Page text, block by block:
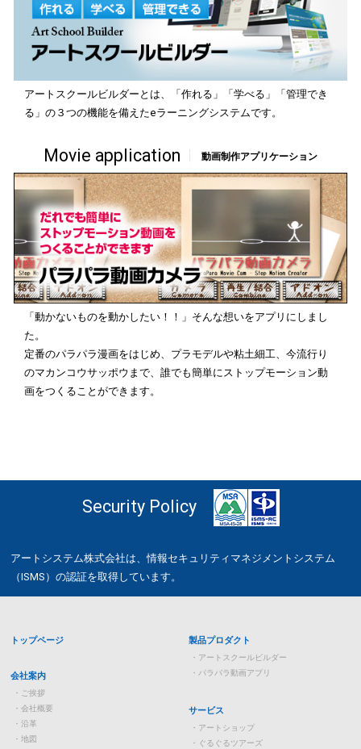
アートスクールビルダーとは、「作れる」「学べる」「管理でき
る」の３つの機能を備えたeラーニングシステムです。
Movie application 動画制作アプリケーション
「動かないものを動かしたい！！」そんな想いをアプリにしまし
た。
定番のパラパラ漫画をはじめ、プラモデルや粘土細工、今流行り
のマカンコウサッポウまで、誰でも簡単にストップモーション動
画をつくることができます。
Security Policy
アートシステム株式会社は、情報セキュリティマネジメントシステム
（ISMS）の認証を取得しています。
トップページ
会社案内
ご挨拶
会社概要
沿革
地図
製品プロダクト
アートスクールビルダー
パラパラ動画アプリ
サービス
アートショップ
ぐるぐるツアーズ